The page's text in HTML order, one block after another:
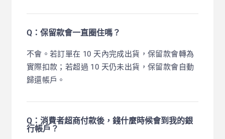
Q：保留款會一直圈住嗎？
不會。若訂單在 10 天內完成出貨，保留款會轉為
實際扣款；若超過 10 天仍未出貨，保留款會自動
歸還帳戶。
Q：消費者超商付款後，錢什麼時候會到我的銀
行帳戶？